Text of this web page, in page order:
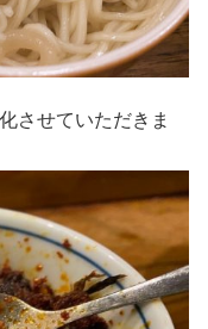
させていただきま